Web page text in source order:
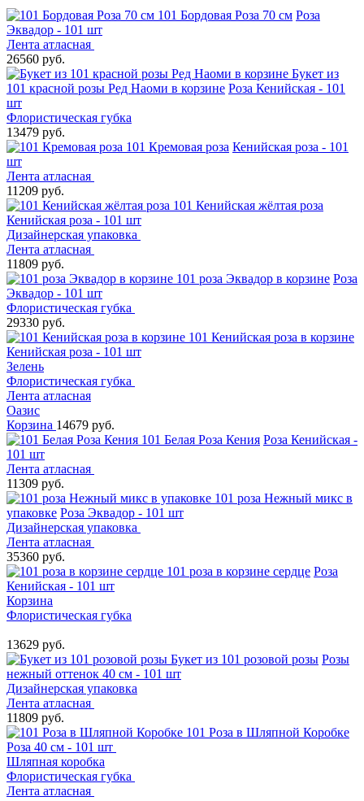
101 Бордовая Роза 70 см Роза
Эквадор - 101 шт
Лента атласная
26560 руб.
Букет из
101 красной розы Ред Наоми в корзине Роза Кенийская - 101
шт
Флористическая губка
13479 руб.
101 Кремовая роза Кенийская роза - 101
шт
Лента атласная
11209 руб.
101 Кенийская жёлтая роза
Кенийская роза - 101 шт
Дизайнерская упаковка
Лента атласная
11809 руб.
101 роза Эквадор в корзине Роза
Эквадор - 101 шт
Флористическая губка
29330 руб.
101 Кенийская роза в корзине
Кенийская роза - 101 шт
Зелень
Флористическая губка
Лента атласная
Оазис
Корзина 14679 руб.
101 Белая Роза Кения Роза Кенийская -
101 шт
Лента атласная
11309 руб.
101 роза Нежный микс в
упаковке Роза Эквадор - 101 шт
Дизайнерская упаковка
Лента атласная
35360 руб.
101 роза в корзине сердце Роза
Кенийская - 101 шт
Корзина
Флористическая губка
13629 руб.
Букет из 101 розовой розы Розы
нежный оттенок 40 см - 101 шт
Дизайнерская упаковка
Лента атласная
11809 руб.
101 Роза в Шляпной Коробке
Роза 40 см - 101 шт
Шляпная коробка
Флористическая губка
Лента атласная